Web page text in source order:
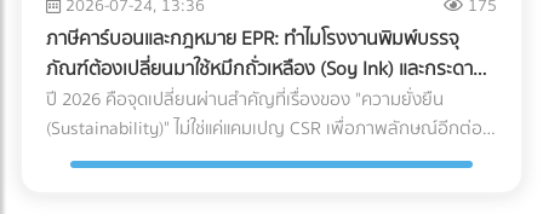
สำหรับเครื่องมือแพทย์ (Healthcare Logistics) ที่ได้มาตรฐาน
สากล ได้ฟรีที่ At-once แพลตฟอร์มรวบรวมธุรกิจ B2B ชั้นนำ
ของประเทศไทย
เปล่าในช่วง Low Season! ยกระดับการตลาดโรงแรมของคุณวัน
นี้ เข้ามาค้นหาพาร์ทเนอร์ที่เชี่ยวชาญบน At-once แพลตฟอร์ม
รวบรวมบริษัท B2B ชั้นนำของไทย เรามีตัวเลือกให้คุณครบจบใน
ที่เดียว: Digital Marketing Agency: ผู้เชี่ยวชาญด้านการวาง
กลยุทธ์และยิงแอดเจาะตลาดต่างชาติ Web Developer / UX-UI
Designer: ทีมสร้าง Landing Page และระบบ Direct Booking
ขายของคุณน้อย แต่การสั่งซื้อวัตถุดิบหรือนำเข้าสินค้ามีปริมาณ
มหาศาลจน "สต็อกบวม" ผิดปกติ สรรพากรจะตั้งข้อสงสัยว่า
คุณแอบขายสินค้าแบบไม่มีใบกำกับภาษี (ขายของเถื่อน/ขายตัด
ราคา) 4. ค่าใช้จ่ายเบ็ดเตล็ดและค่ารับรองพุ่งสูงปรี๊ด การยัด
"รายจ่ายส่วนตัว" เข้ามาเป็น "ค่าใช้จ่ายบริษัท" เป็นเรื่องที่ AI จับ
ทางได้ง่ายมาก หากหมวดหมู่ค่ารับรอง ค่าเดินทาง หรือค่าใช้จ่าย
2026-07-24, 13:36 175
ภาษีคาร์บอนและกฎหมาย EPR: ทำไมโรงงานพิมพ์บรรจุ
ภัณฑ์ต้องเปลี่ยนมาใช้หมึกถั่วเหลือง (Soy Ink) และกระดาษ
FSC
ปี 2026 คือจุดเปลี่ยนผ่านสำคัญที่เรื่องของ "ความยั่งยืน
(Sustainability)" ไม่ใช่แค่แคมเปญ CSR เพื่อภาพลักษณ์อีกต่อ
ไป แต่กลายเป็น "กำแพงภาษี" และ "ข้อกีดกันทางการค้า" ที่ส่ง